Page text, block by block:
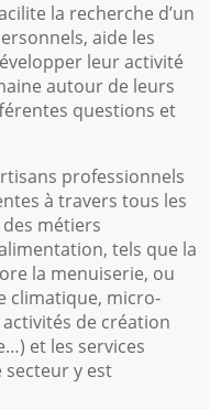
la recherche d’un
aide les
leur activité
autour de leurs
questions et
professionnels
à travers tous les
des métiers
tels que la
la menuiserie, ou
climatique, micro-
de création
et les services
y est